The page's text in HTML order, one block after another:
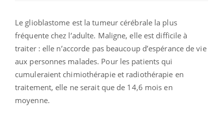
Le glioblastome est la tumeur cérébrale la plus
fréquente chez l’adulte. Maligne, elle est difficile à
traiter : elle n’accorde pas beaucoup d’espérance de vie
aux personnes malades. Pour les patients qui
cumuleraient chimiothérapie et radiothérapie en
traitement, elle ne serait que de 14,6 mois en
moyenne.